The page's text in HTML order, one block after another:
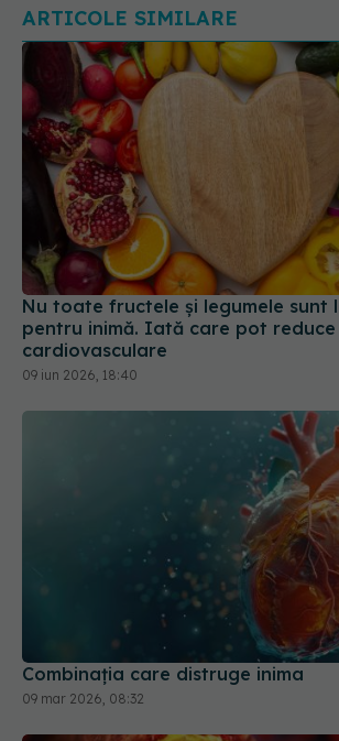
ARTICOLE SIMILARE
Nu toate fructele și legumele sunt
pentru inimă. Iată care pot reduce
cardiovasculare
09 iun 2026, 18:40
Combinația care distruge inima
09 mar 2026, 08:32